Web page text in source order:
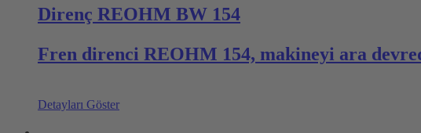
Direnç REOHM BW 154
Fren direnci REOHM 154, makineyi ara
Detayları Göster